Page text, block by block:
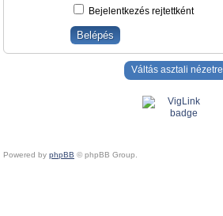
Bejelentkezés rejtettként
Váltás asztali nézetre
Powered by phpBB © phpBB Group.